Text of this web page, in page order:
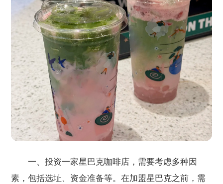
一、投资一家星巴克咖啡店，需要考虑多种因
素，包括选址、资金准备等。在加盟星巴克之前，需